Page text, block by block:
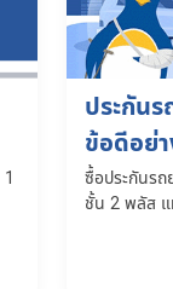
ประกัน
ข้อดีอย่า
ซื้อประกันร
ชั้น 2 พลัส แ